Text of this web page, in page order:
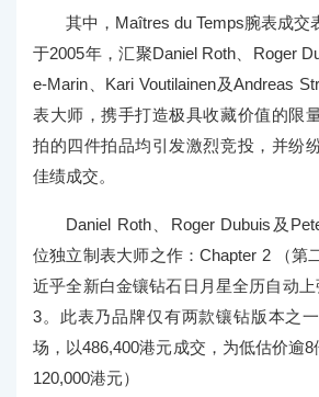
其中，Maîtres du Temps腕表成交
于2005年，汇聚Daniel Roth、Roger
e‑Marin、Kari Voutilainen及Andreas
表大师，携手打造极具收藏价值的限
拍的四件拍品均引发激烈竞投，并纷
佳绩成交。
Daniel Roth、Roger Dubuis及
位独立制表大师之作：Chapter 2 （第
近乎全新白金镶钻石日月星全历自动
3。此表乃品牌仅有两款镶钻版本之
场，以486,400港元成交，为低估价逾
120,000港元）